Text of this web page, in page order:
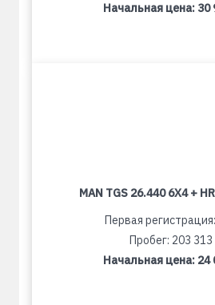
Начальная цена: 30
MAN TGS 26.440 6X4 +
Первая
Пробег: 203 313
Начальная цена: 24